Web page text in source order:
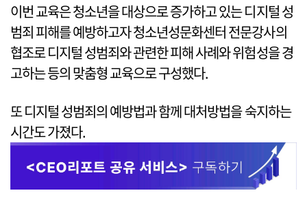
이번 교육은 청소년을 대상으로 증가하고 있는 디지털 성
범죄 피해를 예방하고자 청소년성문화센터 전문강사의
협조로 디지털 성범죄와 관련한 피해 사례와 위험성을 경
고하는 등의 맞춤형 교육으로 구성했다.
또 디지털 성범죄의 예방법과 함께 대처방법을 숙지하는
시간도 가졌다.